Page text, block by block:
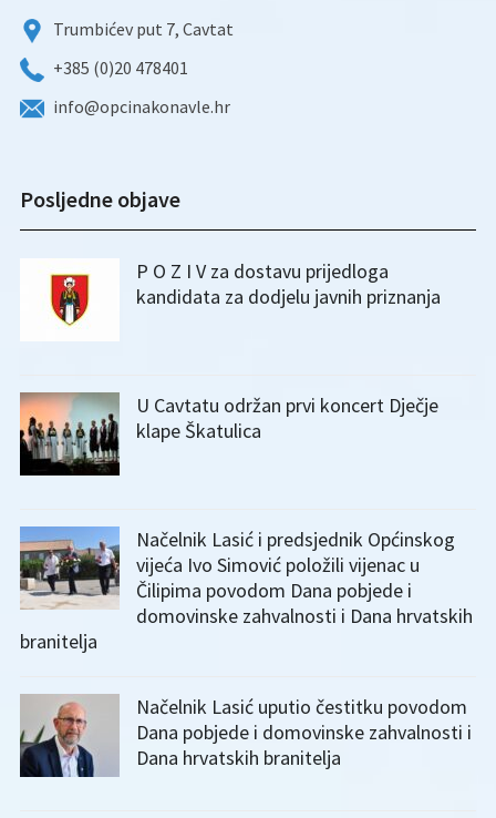
Trumbićev put 7, Cavtat
+385 (0)20 478401
info@opcinakonavle.hr
Posljedne objave
P O Z I V za dostavu prijedloga
kandidata za dodjelu javnih priznanja
U Cavtatu održan prvi koncert Dječje
klape Škatulica
Načelnik Lasić i predsjednik Općinskog
vijeća Ivo Simović položili vijenac u
Čilipima povodom Dana pobjede i
domovinske zahvalnosti i Dana hrvatskih
branitelja
Načelnik Lasić uputio čestitku povodom
Dana pobjede i domovinske zahvalnosti i
Dana hrvatskih branitelja